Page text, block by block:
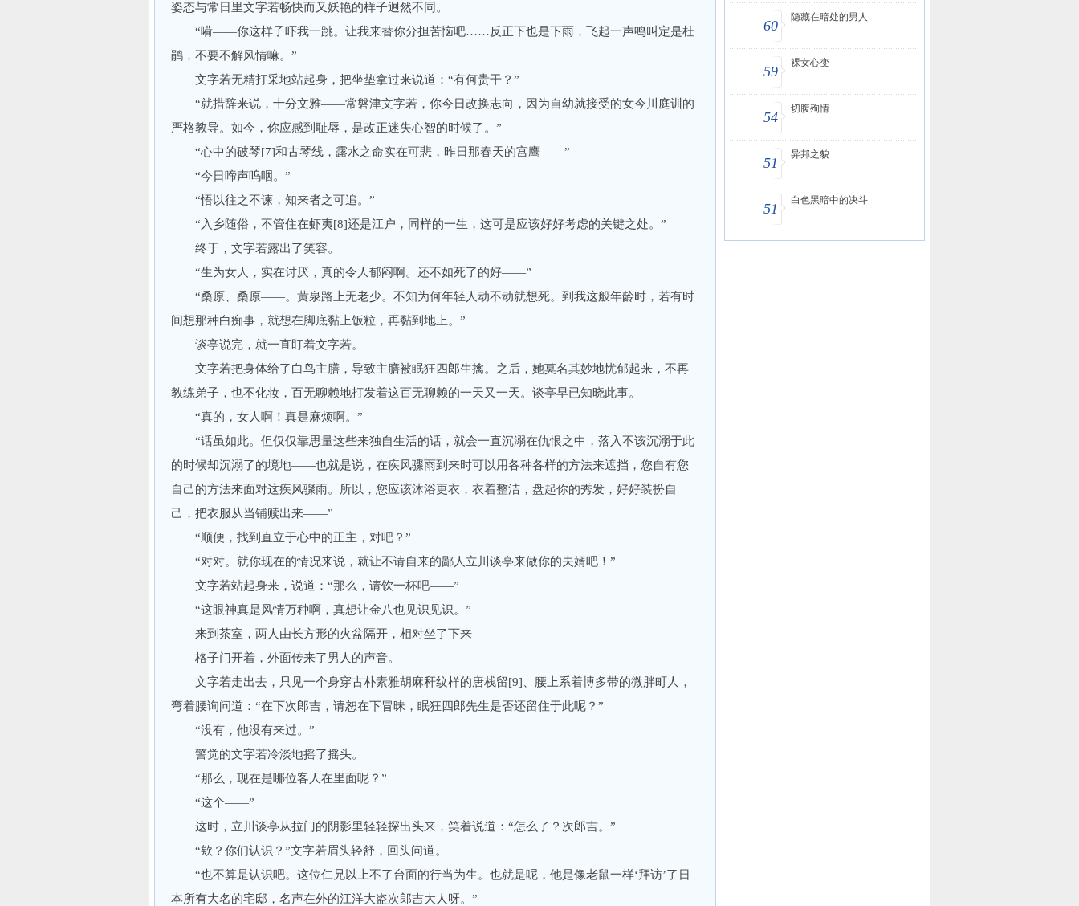
姿态与常日里文字若畅快而又妖艳的样子迥然不同。
“嗬——你这样子吓我一跳。让我来替你分担苦恼吧……反正下也是下雨，飞起一声鸣叫定是杜
鹃，不要不解风情嘛。”
文字若无精打采地站起身，把坐垫拿过来说道：“有何贵干？”
“就措辞来说，十分文雅——常磐津文字若，你今日改换志向，因为自幼就接受的女今川庭训的
严格教导。如今，你应感到耻辱，是改正迷失心智的时候了。”
“心中的破琴[7]和古琴线，露水之命实在可悲，昨日那春天的宫鹰——”
“今日啼声呜咽。”
“悟以往之不谏，知来者之可追。”
“入乡随俗，不管住在虾夷[8]还是江户，同样的一生，这可是应该好好考虑的关键之处。”
终于，文字若露出了笑容。
“生为女人，实在讨厌，真的令人郁闷啊。还不如死了的好——”
“桑原、桑原——。黄泉路上无老少。不知为何年轻人动不动就想死。到我这般年龄时，若有时
间想那种白痴事，就想在脚底黏上饭粒，再黏到地上。”
谈亭说完，就一直盯着文字若。
文字若把身体给了白鸟主膳，导致主膳被眠狂四郎生擒。之后，她莫名其妙地忧郁起来，不再
教练弟子，也不化妆，百无聊赖地打发着这百无聊赖的一天又一天。谈亭早已知晓此事。
“真的，女人啊！真是麻烦啊。”
“话虽如此。但仅仅靠思量这些来独自生活的话，就会一直沉溺在仇恨之中，落入不该沉溺于此
的时候却沉溺了的境地——也就是说，在疾风骤雨到来时可以用各种各样的方法来遮挡，您自有您
自己的方法来面对这疾风骤雨。所以，您应该沐浴更衣，衣着整洁，盘起你的秀发，好好装扮自
己，把衣服从当铺赎出来——”
“顺便，找到直立于心中的正主，对吧？”
“对对。就你现在的情况来说，就让不请自来的鄙人立川谈亭来做你的夫婿吧！”
文字若站起身来，说道：“那么，请饮一杯吧——”
“这眼神真是风情万种啊，真想让金八也见识见识。”
来到茶室，两人由长方形的火盆隔开，相对坐了下来——
格子门开着，外面传来了男人的声音。
文字若走出去，只见一个身穿古朴素雅胡麻秆纹样的唐栈留[9]、腰上系着博多带的微胖町人，
弯着腰询问道：“在下次郎吉，请恕在下冒昧，眠狂四郎先生是否还留住于此呢？”
“没有，他没有来过。”
警觉的文字若冷淡地摇了摇头。
“那么，现在是哪位客人在里面呢？”
“这个——”
这时，立川谈亭从拉门的阴影里轻轻探出头来，笑着说道：“怎么了？次郎吉。”
“欸？你们认识？”文字若眉头轻舒，回头问道。
“也不算是认识吧。这位仁兄以上不了台面的行当为生。也就是呢，他是像老鼠一样‘拜访’了日
本所有大名的宅邸，名声在外的江洋大盗次郎吉大人呀。”
60
隐藏在暗处的男人
59
裸女心变
54
切腹殉情
51
异邦之貌
51
白色黑暗中的决斗